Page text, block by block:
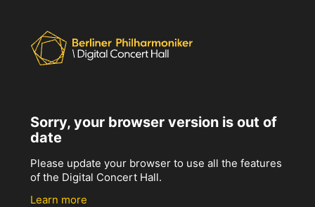
Sorry, your browser version is out of
date
Please update your browser to use all the features
of the Digital Concert Hall.
Learn more